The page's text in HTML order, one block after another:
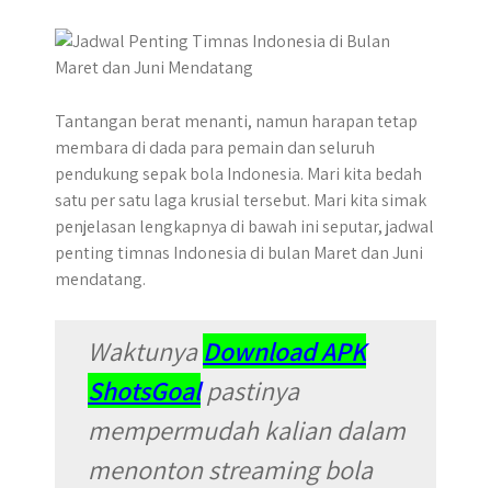
p
o
k
e
r
m
Tantangan berat menanti, namun harapan tetap
membara di dada para pemain dan seluruh
pendukung sepak bola Indonesia. Mari kita bedah
satu per satu laga krusial tersebut. Mari kita simak
penjelasan lengkapnya di bawah ini seputar, jadwal
penting timnas Indonesia di bulan Maret dan Juni
mendatang.
WaktunyaDownload APK
ShotsGoalpastinya
mempermudah kalian dalam
menonton streaming bola